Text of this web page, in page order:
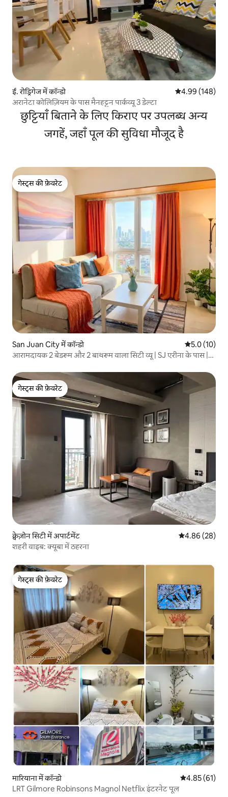
ई. रोड्रिगेज में कॉन्डो औसत रेटिंग 5 में से
4.99 (148)
अरानेटा कोलिज़ियम के पास मैनहट्टन पार्कव्यू 3 डेल्टा
छुट्टियाँ बिताने के लिए किराए पर उपलब्ध अन्य
जगहें, जहाँ पूल की सुविधा मौजूद है
गेस्ट्स की फ़ेवरेट
गेस्ट्स की फ़ेवरेट
San Juan City में कॉन्डो औसत रेटिंग 5
5.0 (10)
आरामदायक 2 बेडरूम और 2 बाथरूम वाला सिटी व्यू | SJ एरीना के पास |
गेस्ट्स की फ़ेवरेट
गेस्ट्स की फ़ेवरेट
क्वेज़ोन सिटी में अपार्टमेंट औसत रेटिंग 5 में
4.86 (28)
शहरी वाइब: क्यूबा में ठहरना
गेस्ट्स की फ़ेवरेट
गेस्ट्स की फ़ेवरेट
मारियाना में कॉन्डो औसत रेटिंग 5 में
4.85 (61)
LRT Gilmore Robinsons Magnol Netflix इंटरनेट पूल